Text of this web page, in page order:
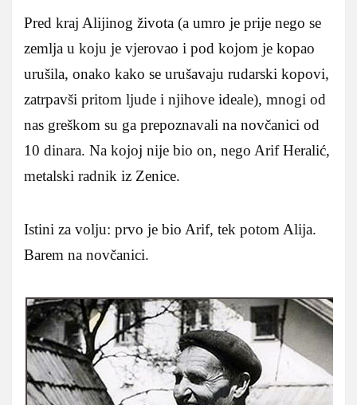
Pred kraj Alijinog života (a umro je prije nego se
zemlja u koju je vjerovao i pod kojom je kopao
urušila, onako kako se urušavaju rudarski kopovi,
zatrpavši pritom ljude i njihove ideale), mnogi od
nas greškom su ga prepoznavali na novčanici od
10 dinara. Na kojoj nije bio on, nego Arif Heralić,
metalski radnik iz Zenice.
Istini za volju: prvo je bio Arif, tek potom Alija.
Barem na novčanici.